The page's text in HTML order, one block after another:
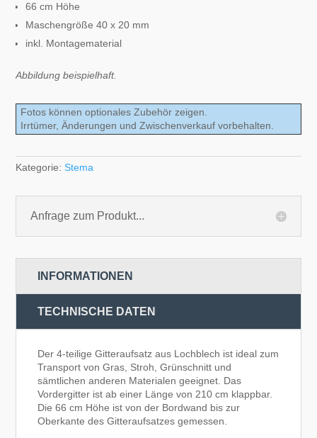
66 cm Höhe
Maschengröße 40 x 20 mm
inkl. Montagematerial
Abbildung beispielhaft.
Fotos können optionales Zubehör zeigen.
Irrtümer, Änderungen und Zwischenverkauf vorbehalten.
Kategorie:Stema
Anfrage zum Produkt...
INFORMATIONEN
TECHNISCHE DATEN
Der 4-teilige Gitteraufsatz aus Lochblech ist ideal zum
Transport von Gras, Stroh, Grünschnitt und
sämtlichen anderen Materialen geeignet. Das
Vordergitter ist ab einer Länge von 210 cm klappbar.
Die 66 cm Höhe ist von der Bordwand bis zur
Oberkante des Gitteraufsatzes gemessen.